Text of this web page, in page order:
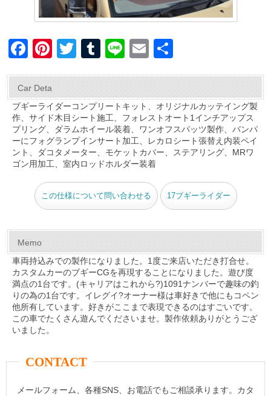
F
c
e
b
o
o
k
Pi
er
e
st
T
tt
er
T
m
bl
r
Li
e
E
ail
Car Deta
ブギーライダーコンプリートキット、オリジナルカッテイング製
作、サイド木目シート施工、フォレストオート1インチアップス
プリング、ダラムホイール装着、ワンオフスパッツ製作、バンパ
ーにフォグランプインサート加工、レカロシート張替え内装ペイ
ント、ダコタメーター、モケットカバー、ステアリング、MRワ
ゴン用加工、室内ロッドホルダー装着
この仕様について問い合わせる 17ブギーライダー
Memo
車両持込みでの製作になりました。1度ご来店いただき打合せ。
カスタムカーのブギーCGを再現することになりました。遊び度
満点の1台です。(キャリアはこれから?)1091ナンバーで趣味の釣
りの為の1台です。イレグイ?オーナー様は車好きで他にもコペン
他所有しています。好きがここまで表現できるのはすごいです。
この車でたくさん遊んでくださいませ。製作依頼ありがとうござ
いました。
CONTACT
メールフォーム、各種SNS、お電話でもご相談承ります。カタ